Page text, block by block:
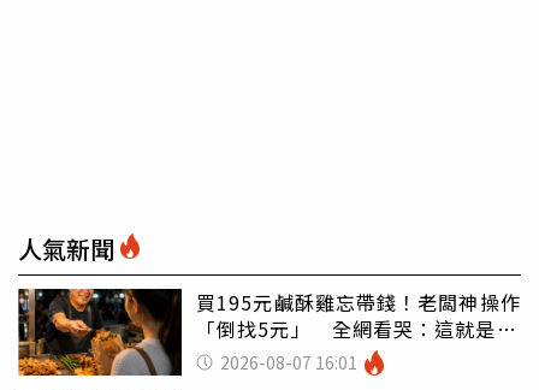
人氣新聞
買195元鹹酥雞忘帶錢！老闆神操作
「倒找5元」 全網看哭：這就是台
灣 2026-08-07 16:01